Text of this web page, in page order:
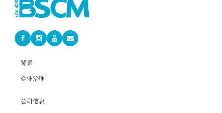
背景
企业治理
公司信息